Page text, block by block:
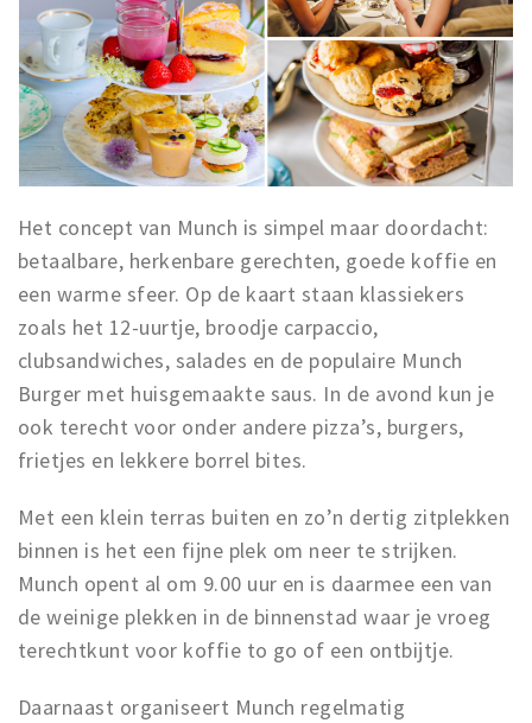
Het concept van Munch is simpel maar doordacht:
betaalbare, herkenbare gerechten, goede koffie en
een warme sfeer. Op de kaart staan klassiekers
zoals het 12-uurtje, broodje carpaccio,
clubsandwiches, salades en de populaire Munch
Burger met huisgemaakte saus. In de avond kun je
ook terecht voor onder andere pizza’s, burgers,
frietjes en lekkere borrel bites.
Met een klein terras buiten en zo’n dertig zitplekken
binnen is het een fijne plek om neer te strijken.
Munch opent al om 9.00 uur en is daarmee een van
de weinige plekken in de binnenstad waar je vroeg
terechtkunt voor koffie to go of een ontbijtje.
Daarnaast organiseert Munch regelmatig